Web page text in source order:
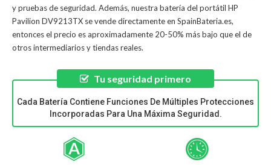
y pruebas de seguridad. Además, nuestra batería del portátil HP
Pavilion DV9213TX se vende directamente en SpainBateria.es,
entonces el precio es aproximadamente 20-50% más bajo que el de
otros intermediarios y tiendas reales.
Tu seguridad primero
Cada Batería Contiene Funciones De Múltiples Protecciones
Incorporadas Para Una Máxima Seguridad.